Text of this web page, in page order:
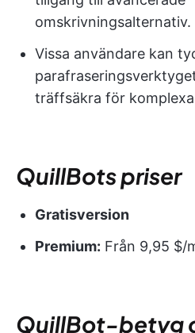
omskrivningsalternativ.
Vissa användare kan
träffsäkra för
QuillBots priser
Gratisversion
Premium: Från 9,95 $/
QuillBot-betyg